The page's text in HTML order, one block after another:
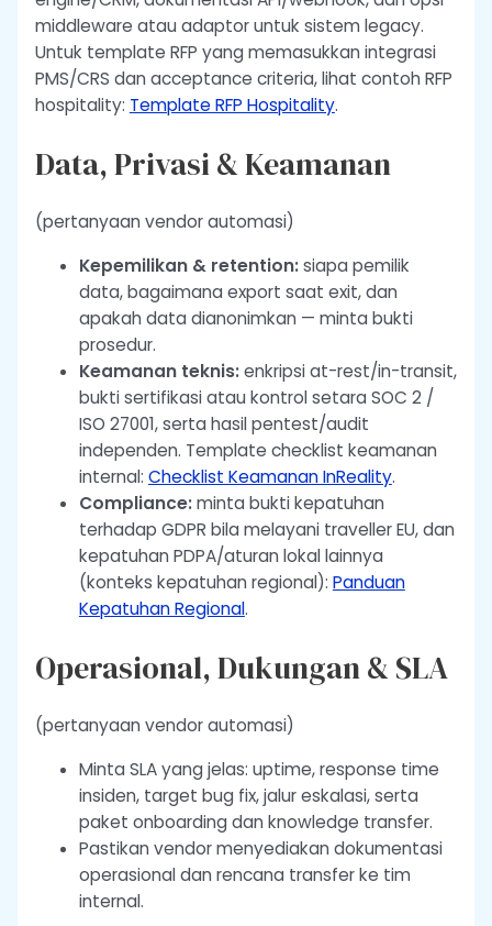
middleware atau adaptor untuk sistem legacy.
Untuk template RFP yang memasukkan integrasi
PMS/CRS dan acceptance criteria, lihat contoh RFP
hospitality: Template RFP Hospitality.
Data, Privasi & Keamanan
(pertanyaan vendor automasi)
Kepemilikan & retention:siapa pemilik
data, bagaimana export saat exit, dan
apakah data dianonimkan — minta bukti
prosedur.
Keamanan teknis:enkripsi at-rest/in-transit,
bukti sertifikasi atau kontrol setara SOC 2 /
ISO 27001, serta hasil pentest/audit
independen. Template checklist keamanan
internal: Checklist Keamanan InReality.
Compliance:minta bukti kepatuhan
terhadap GDPR bila melayani traveller EU, dan
kepatuhan PDPA/aturan lokal lainnya
(konteks kepatuhan regional): Panduan
Kepatuhan Regional.
Operasional, Dukungan & SLA
(pertanyaan vendor automasi)
Minta SLA yang jelas: uptime, response time
insiden, target bug fix, jalur eskalasi, serta
paket onboarding dan knowledge transfer.
Pastikan vendor menyediakan dokumentasi
operasional dan rencana transfer ke tim
internal.